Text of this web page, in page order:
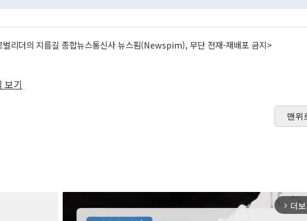
벌리더의 지름길 종합뉴스통신사 뉴스핌(Newspim), 무단 전재-재배포 금지>
보기
맨위
arrow_forward_ios 더